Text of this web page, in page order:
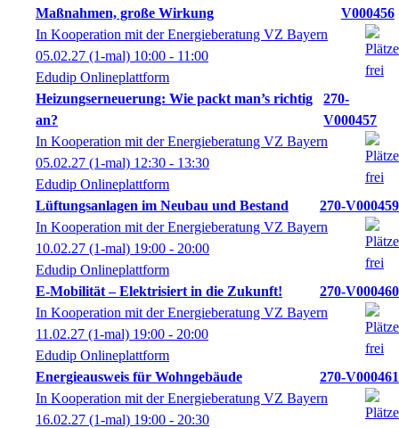
Maßnahmen, große Wirkung
V000456
In Kooperation mit der Energieberatung VZ Bayern
05.02.27 (1-mal) 10:00 - 11:00
Edudip Onlineplattform
Heizungserneuerung: Wie packt man’s richtig
an?
270-
V000457
In Kooperation mit der Energieberatung VZ Bayern
05.02.27 (1-mal) 12:30 - 13:30
Edudip Onlineplattform
Lüftungsanlagen im Neubau und Bestand
270-V000459
In Kooperation mit der Energieberatung VZ Bayern
10.02.27 (1-mal) 19:00 - 20:00
Edudip Onlineplattform
E-Mobilität – Elektrisiert in die Zukunft!
270-V000460
In Kooperation mit der Energieberatung VZ Bayern
11.02.27 (1-mal) 19:00 - 20:00
Edudip Onlineplattform
Energieausweis für Wohngebäude
270-V000461
In Kooperation mit der Energieberatung VZ Bayern
16.02.27 (1-mal) 19:00 - 20:30